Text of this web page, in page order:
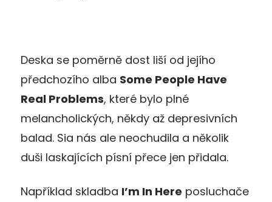
Deska se poměrně dost liší od jejího
předchozího alba Some People Have
Real Problems, které bylo plné
melancholických, někdy až depresivních
balad. Sia nás ale neochudila a několik
duši laskajících písní přece jen přidala.
Například skladba I’m In Here posluchače